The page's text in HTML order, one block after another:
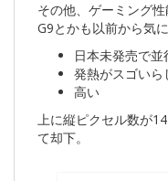
その他、ゲーミング
G9とかも以前から気
日本未発売で
発熱がスゴいら
高い
上に縦ピクセル数が
て却下。